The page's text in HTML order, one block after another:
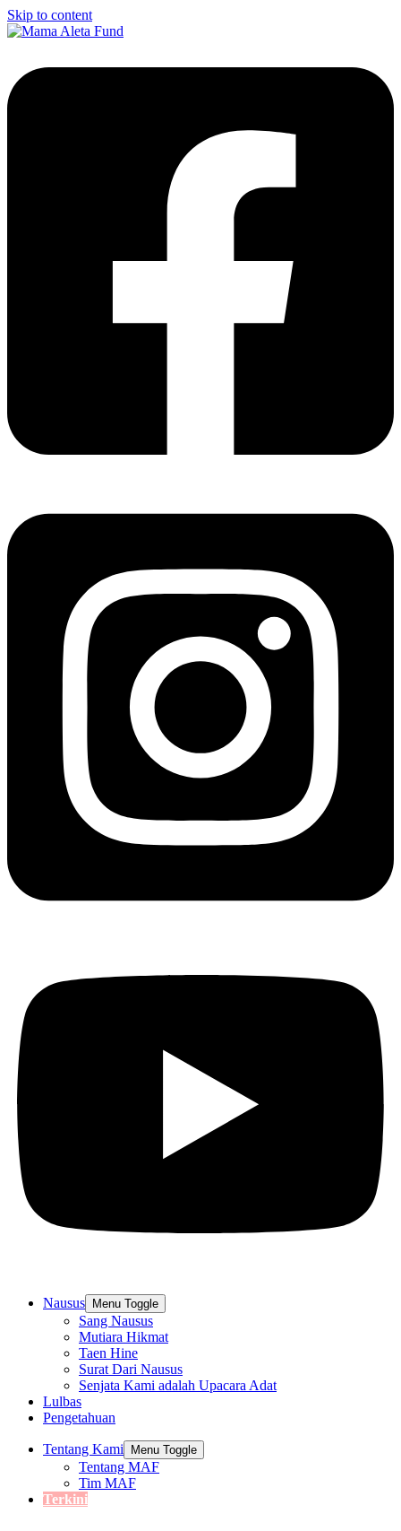
Skip to content
Nausus Menu Toggle
Sang Nausus
Mutiara Hikmat
Taen Hine
Surat Dari Nausus
Senjata Kami adalah Upacara Adat
Lulbas
Pengetahuan
Tentang Kami Menu Toggle
Tentang MAF
Tim MAF
Terkini